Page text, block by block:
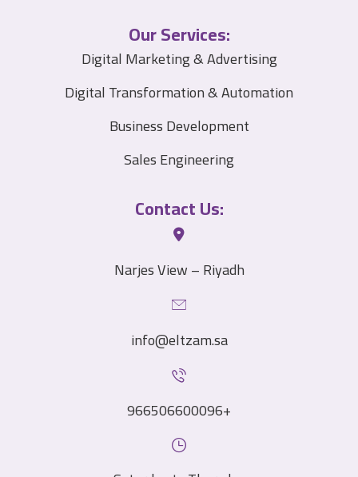
Our Services:
Digital Marketing & Advertising
Digital Transformation & Automation
Business Development
Sales Engineering
Contact Us:
Narjes View – Riyadh
info@eltzam.sa
966506600096+